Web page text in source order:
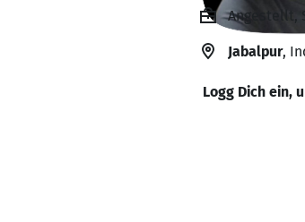
Angestellt,
Jabalpur,
Logg Dich ein,